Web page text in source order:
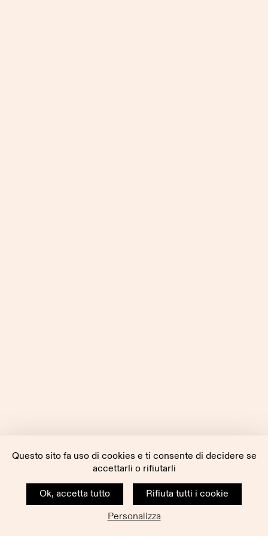
Questo sito fa uso di cookies e ti consente di decidere se
accettarli o rifiutarli
Ok, accetta tutto
Rifiuta tutti i cookie
Personalizza